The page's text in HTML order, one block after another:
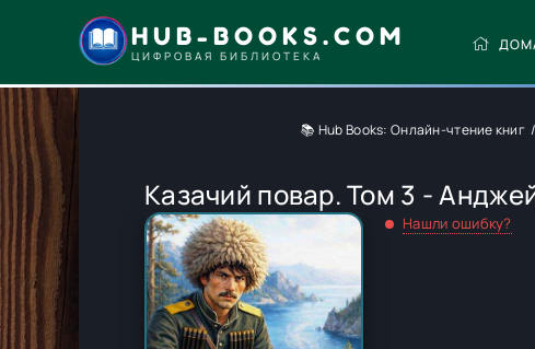
HUB-BOOKS.COM
ЦИФРОВАЯ БИБЛИОТЕКА
📚 Hub Books: Онлайн-чтение книг
Казачий повар. Том 3 -
Нашли ошибку?